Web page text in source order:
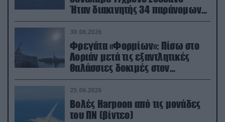
Ήταν διακινητής 34 παράνομων
μεταναστών
30.06.2026
Φρεγάτα «Φορμίων»: Πίσω στο
Λοριάν μετά τις εξαντλητικές
θαλάσσιες δοκιμές στον
απαιτητικό Βισκαϊκό
25.06.2026
Βολές Harpoon από τις μονάδες
του ΠΝ (βίντεο)